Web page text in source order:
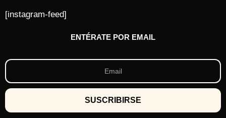
[instagram-feed]
ENTÉRATE POR EMAIL